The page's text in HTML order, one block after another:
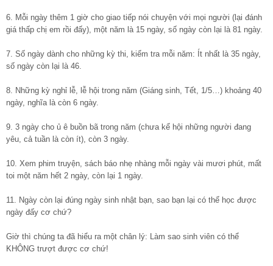
6. Mỗi ngày thêm 1 giờ cho giao tiếp nói chuyện với mọi người (lại đánh
giá thấp chị em rồi đấy), một năm là 15 ngày, số ngày còn lại là 81 ngày.
7. Số ngày dành cho những kỳ thi, kiểm tra mỗi năm: Ít nhất là 35 ngày,
số ngày còn lại là 46.
8. Những kỳ nghỉ lễ, lễ hội trong năm (Giáng sinh, Tết, 1/5…) khoảng 40
ngày, nghĩa là còn 6 ngày.
9. 3 ngày cho ủ ê buồn bã trong năm (chưa kể hội những người đang
yêu, cả tuần là còn ít), còn 3 ngày.
10. Xem phim truyện, sách báo nhẹ nhàng mỗi ngày vài mươi phút, mất
toi một năm hết 2 ngày, còn lại 1 ngày.
11. Ngày còn lại đúng ngày sinh nhật bạn, sao bạn lại có thể học được
ngày đấy cơ chứ?
Giờ thì chúng ta đã hiểu ra một chân lý: Làm sao sinh viên có thể
KHÔNG trượt được cơ chứ!